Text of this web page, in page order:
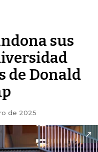
sus
de Donald
de 2025